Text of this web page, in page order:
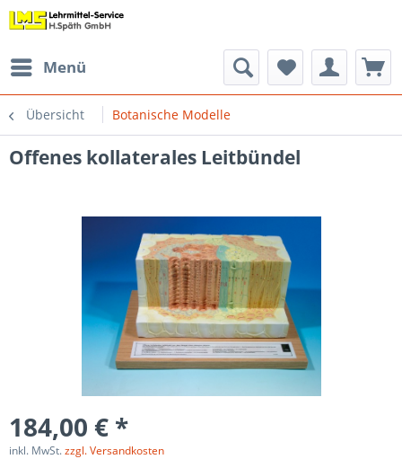
Menü
Übersicht Botanische Modelle
Offenes kollaterales Leitbündel
184,00 € *
inkl. MwSt.zzgl. Versandkosten